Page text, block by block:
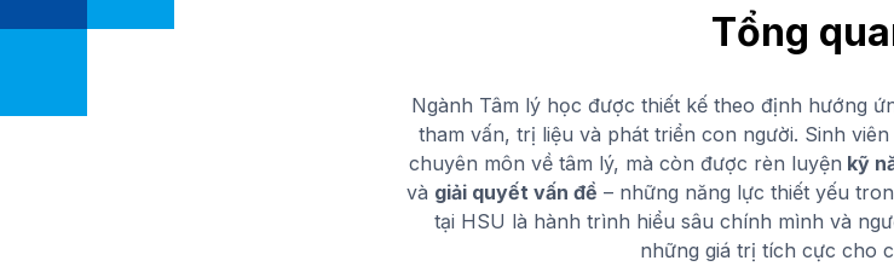
Tổng
Ngành Tâm lý học được thiết kế theo định hướng
tham vấn, trị liệu và phát triển con người. Sinh
chuyên môn về tâm lý, mà còn được rèn luyện kỹ
và giải quyết vấn đề – những năng lực thiết yếu
tại HSU là hành trình hiểu sâu chính mình và
những giá trị tích cực cho